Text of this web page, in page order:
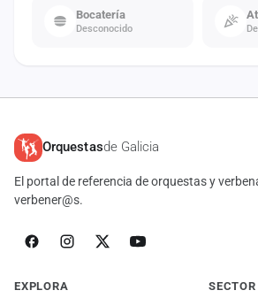
Bocatería
Desconocido
Orquestasde Galicia
El portal de referencia de orquestas y
verbener@s.
EXPLORA SECTOR